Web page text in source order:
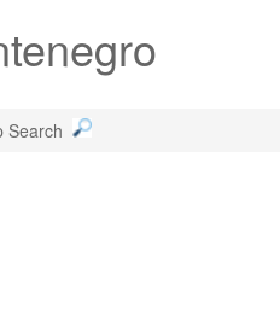
Search